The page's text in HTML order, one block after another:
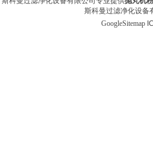
斯科曼过滤净化设备
GoogleSitemap